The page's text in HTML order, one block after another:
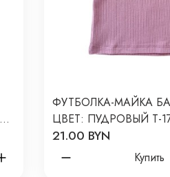
ФУТБОЛКА-МАЙКА
ЦВЕТ: ПУДРОВЫЙ Т-
21.00 BYN
Купить